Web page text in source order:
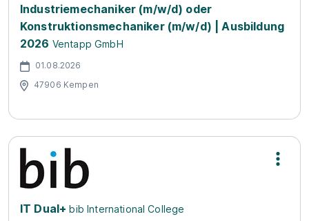
Industriemechaniker (m/w/d) oder
Konstruktionsmechaniker (m/w/d) | Ausbildung
2026 Ventapp GmbH
01.08.2026
47906 Kempen
IT Dual+ bib International College